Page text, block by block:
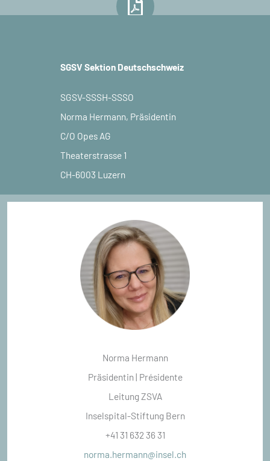
SGSV Sektion Deutschschweiz
SGSV-SSSH-SSSO
Norma Hermann, Präsidentin
C/O Opes AG
Theaterstrasse 1
CH-6003 Luzern
Norma Hermann
Präsidentin | Présidente
Leitung ZSVA
Inselspital-Stiftung Bern
+41 31 632 36 31
norma.hermann@insel.ch